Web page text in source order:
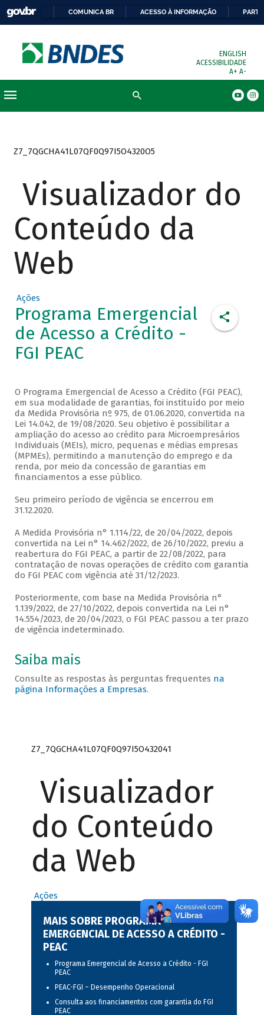
COMUNICA BR ACESSO À INFORMAÇÃO
ENGLISH
ACESSIBILIDADE
A+ A-
Z7_7QGCHA41L07QF0Q97I5O4320O5
Visualizador do
Conteúdo da
Web
Ações
Programa Emergencial
de Acesso a Crédito -
FGI PEAC
O Programa Emergencial de Acesso a Crédito (FGI PEAC),
em sua modalidade de garantias, foi instituído por meio
da Medida Provisória nº 975, de 01.06.2020, convertida na
Lei 14.042, de 19/08/2020. Seu objetivo é possibilitar a
ampliação do acesso ao crédito para Microempresários
Individuais (MEIs), micro, pequenas e médias empresas
(MPMEs), permitindo a manutenção do emprego e da
renda, por meio da concessão de garantias em
financiamentos a esse público.
Seu primeiro período de vigência se encerrou em
31.12.2020.
A Medida Provisória n° 1.114/22, de 20/04/2022, depois
convertida na Lei n° 14.462/2022, de 26/10/2022, previu a
reabertura do FGI PEAC, a partir de 22/08/2022, para
contratação de novas operações de crédito com garantia
do FGI PEAC com vigência até 31/12/2023.
Posteriormente, com base na Medida Provisória n°
1.139/2022, de 27/10/2022, depois convertida na Lei n°
14.554/2023, de 20/04/2023, o FGI PEAC passou a ter prazo
de vigência indeterminado.
Saiba mais
Consulte as respostas às perguntas frequentes na
página Informações a Empresas.
Z7_7QGCHA41L07QF0Q97I5O432041
Visualizador
do Conteúdo
da Web
Ações
MAIS SOBRE PROGRAMA
EMERGENCIAL DE ACESSO A CRÉDITO -
PEAC
Programa Emergencial de Acesso a Crédito - FGI
PEAC
PEAC-FGI – Desempenho Operacional
Consulta aos financiamentos com garantia do FGI
PEAC